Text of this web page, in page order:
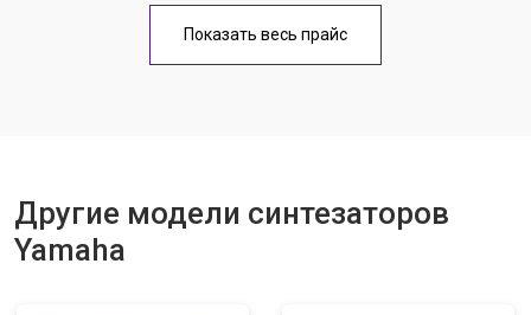
Замена клавиш и уплотнителей от 1000 ₽
Чистка и профилактика
Прошивка (Обновление ПО) от 1000 ₽ Заказать
Замена экрана
Показать весь прайс
Другие модели синтезаторов
Yamaha